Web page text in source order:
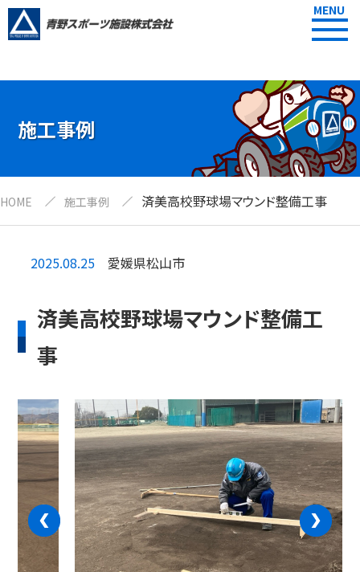
MENU
施工事例
HOME 施工事例 済美高校野球場マウンド整備工事
2025.08.25 愛媛県松山市
済美高校野球場マウンド整備工
事
‹